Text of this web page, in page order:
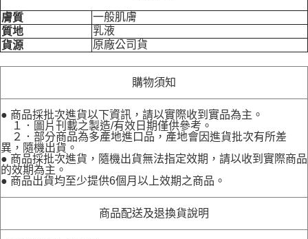
膚質
一般肌膚
質地
乳液
貨源
原廠公司貨
購物須知
● 商品採批次進貨以下資訊，請以實際收到實品為主。
１．圖片刊載之製造/有效日期僅供參考。
２．部分商品為多產地進口品，產地會因進貨批次有所差
異，隨機出貨。
● 商品採批次進貨，隨機出貨無法指定效期，請以收到實際商品
的效期為主。
● 商品出貨均至少提供6個月以上效期之商品。
商品配送及退換貨說明